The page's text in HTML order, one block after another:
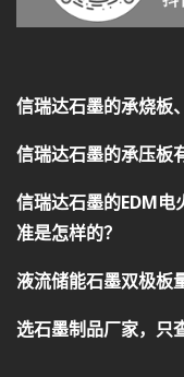
信瑞达石墨的承烧板
信瑞达石墨的承压板
信瑞达石墨的EDM
准是怎样的？
液流储能石墨双极板
选石墨制品厂家，只